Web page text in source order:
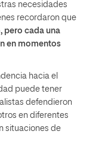
necesidades
recordaron que
pero cada una
en momentos
hacia el
puede tener
defendieron
en diferentes
situaciones de